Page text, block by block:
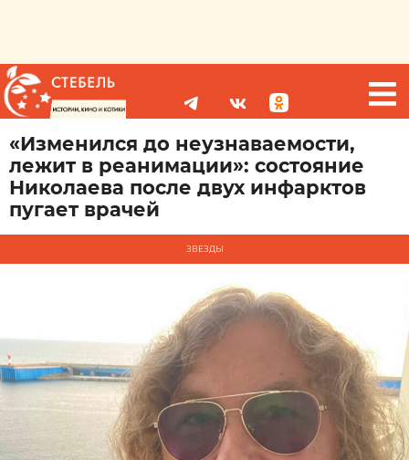
«Изменился до неузнаваемости,
лежит в реанимации»: состояние
Николаева после двух инфарктов
пугает врачей
ЗВЕЗДЫ